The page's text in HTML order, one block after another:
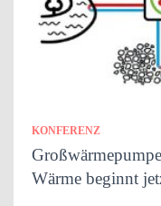
KONFERENZ
Wärme beginnt